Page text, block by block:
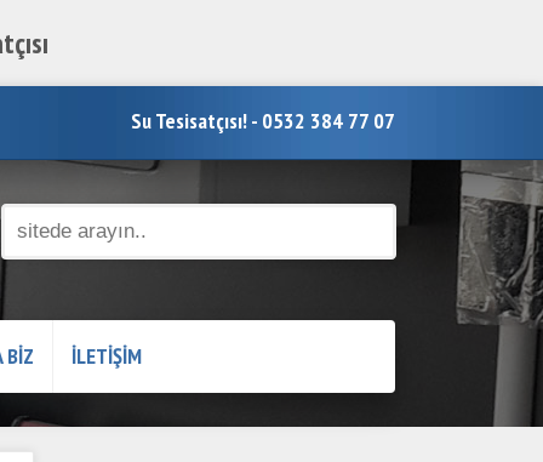
Su Tesisatçısı! - 0532 384 77 07
BİZ İLETİŞİM